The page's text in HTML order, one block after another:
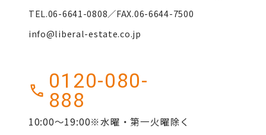
TEL.06-6641-0808／FAX.06-6644-7500
info@liberal-estate.co.jp
0120-080-
888
10:00～19:00※水曜・第一火曜除く